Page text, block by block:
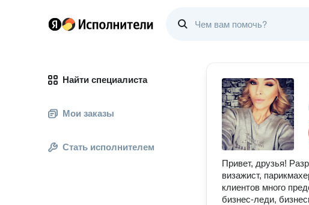
Найти специалиста
Мои заказы
Стать исполнителем
Привет, друзья!
визажист,
клиентов много
бизнес-леди,